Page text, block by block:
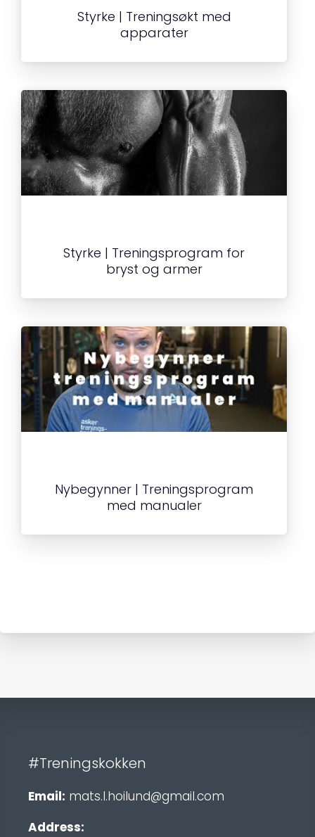
Styrke | Treningsøkt med
apparater
Styrke | Treningsprogram for
bryst og armer
Nybegynner | Treningsprogram
med manualer
#Treningskokken
Email: mats.l.hoilund@gmail.com
Address: